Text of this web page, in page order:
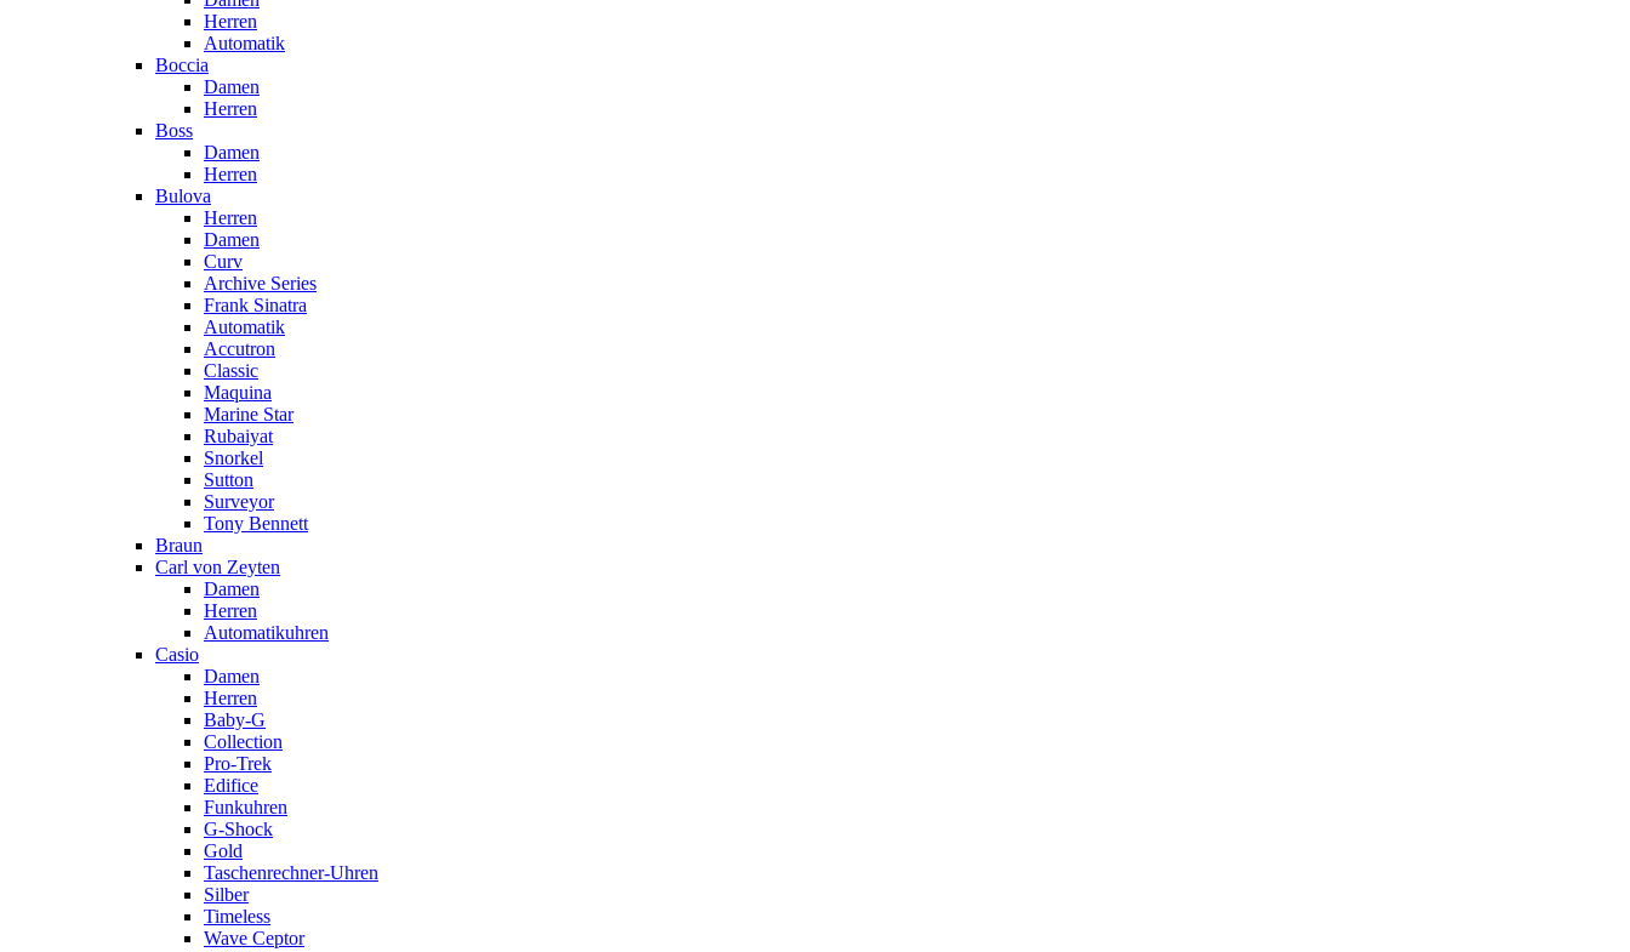
Herren
Automatik
Boccia
Damen
Herren
Boss
Damen
Herren
Bulova
Herren
Damen
Curv
Archive Series
Frank Sinatra
Automatik
Accutron
Classic
Maquina
Marine Star
Rubaiyat
Snorkel
Sutton
Surveyor
Tony Bennett
Braun
Carl von Zeyten
Damen
Herren
Automatikuhren
Casio
Damen
Herren
Baby-G
Collection
Pro-Trek
Edifice
Funkuhren
G-Shock
Gold
Taschenrechner-Uhren
Silber
Timeless
Wave Ceptor